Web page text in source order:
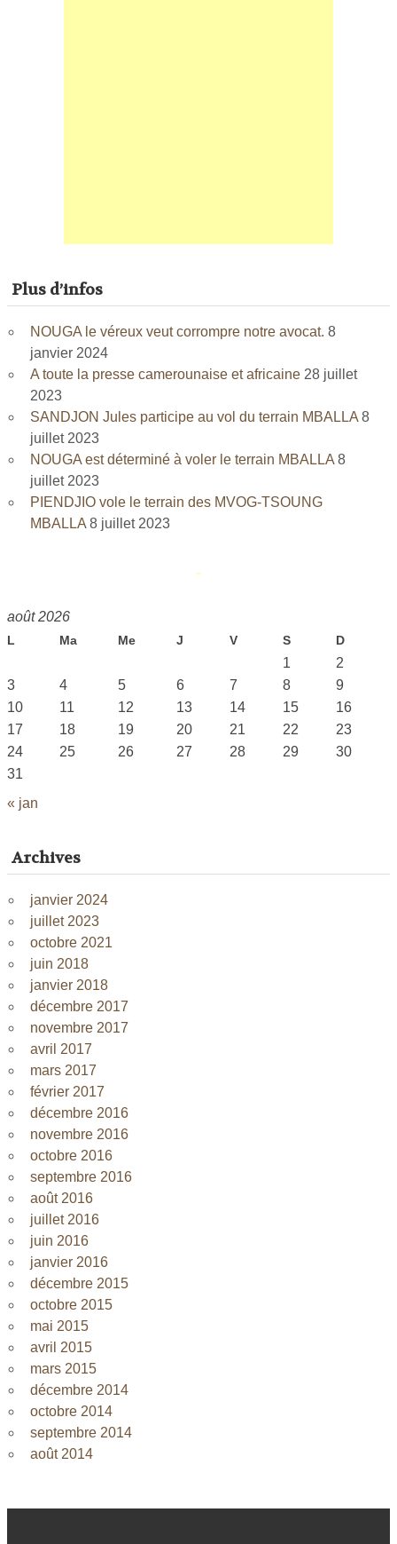
Plus d’infos
NOUGA le véreux veut corrompre notre avocat. 8
janvier 2024
A toute la presse camerounaise et africaine 28 juillet
2023
SANDJON Jules participe au vol du terrain MBALLA 8
juillet 2023
NOUGA est déterminé à voler le terrain MBALLA 8
juillet 2023
PIENDJIO vole le terrain des MVOG-TSOUNG
MBALLA 8 juillet 2023
août 2026
L Ma Me J V S D
« jan
1
2
3
4 5 6 7 8
9
10
11 12 13 14 15
16
17
18 19 20 21 22
23
24
25 26 27 28 29
30
31
Archives
janvier 2024
juillet 2023
octobre 2021
juin 2018
janvier 2018
décembre 2017
novembre 2017
avril 2017
mars 2017
février 2017
décembre 2016
novembre 2016
octobre 2016
septembre 2016
août 2016
juillet 2016
juin 2016
janvier 2016
décembre 2015
octobre 2015
mai 2015
avril 2015
mars 2015
décembre 2014
octobre 2014
septembre 2014
août 2014